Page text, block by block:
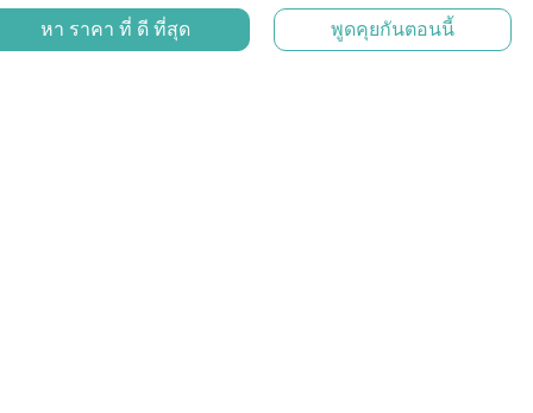
หา ราคา ที่ ดี ที่สุด พูดคุยกันตอนนี้